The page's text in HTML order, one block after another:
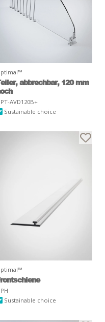
abbrechbar, 120 mm
AVD120B+
Sustainable choice
Sustainable choice